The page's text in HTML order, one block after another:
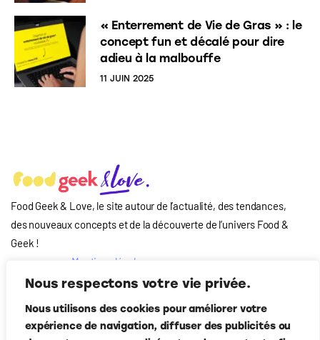
Nous respectons votre vie privée.
Nous utilisons des cookies pour améliorer votre
expérience de navigation, diffuser des publicités ou
« Enterrement de Vie de Gras » : le
concept fun et décalé pour dire
adieu à la malbouffe
11 JUIN 2025
Food Geek & Love, le site autour de l’actualité, des tendances,
des nouveaux concepts et de la découverte de l’univers Food&
Geek !
Mentions légales
Qui-sommes nous
Contact
Suivez-nous